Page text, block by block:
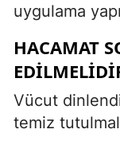
uygulama
HACAMAT
Vücut
temiz